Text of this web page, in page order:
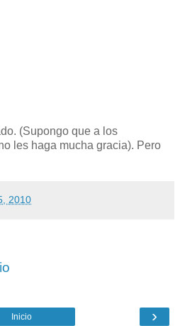
(Supongo que a los
les haga mucha gracia). Pero
2010
›
Inicio